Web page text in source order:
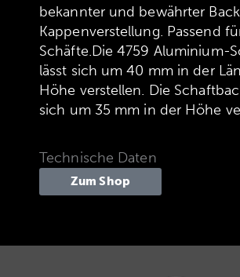
bekannter und bewährter
Kappenverstellung. Passend
Schäfte.Die 4759 Aluminium-
lässt sich um 40 mm in der
Höhe verstellen. Die
sich um 35 mm in der Höhe
Technische Daten
Zum Shop